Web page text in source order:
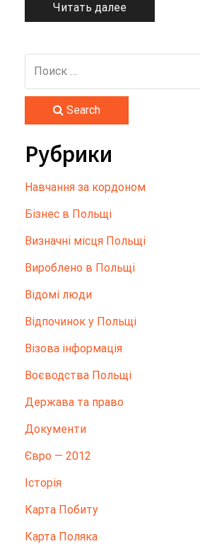
Читать далее
Search
Рубрики
Hавчання за кордоном
Бізнес в Польщі
Визначні місця Польщі
Вироблено в Польщі
Відомі люди
Відпочинок у Польщі
Візова інформація
Воєводства Польщі
Держава та право
Документи
Євро — 2012
Історія
Карта Побиту
Карта Поляка